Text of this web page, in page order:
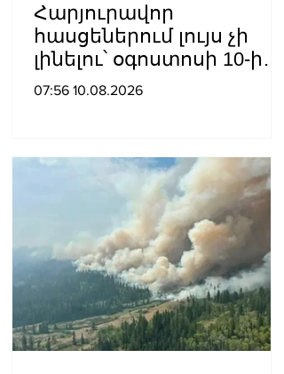
Հարյուրավոր
հասցեներում լույս չի
լինելու՝ օգոստոսի 10-ին,
11-ին, 12-ին, 13-ին, 14-ին,
07:56 10.08.2026